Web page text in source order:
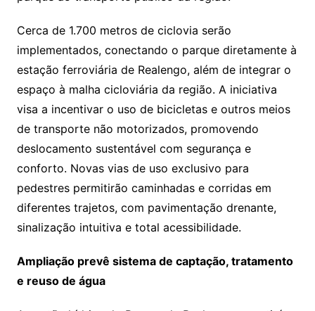
Cerca de 1.700 metros de ciclovia serão
implementados, conectando o parque diretamente à
estação ferroviária de Realengo, além de integrar o
espaço à malha cicloviária da região. A iniciativa
visa a incentivar o uso de bicicletas e outros meios
de transporte não motorizados, promovendo
deslocamento sustentável com segurança e
conforto. Novas vias de uso exclusivo para
pedestres permitirão caminhadas e corridas em
diferentes trajetos, com pavimentação drenante,
sinalização intuitiva e total acessibilidade.
Ampliação prevê sistema de captação, tratamento
e reuso de água